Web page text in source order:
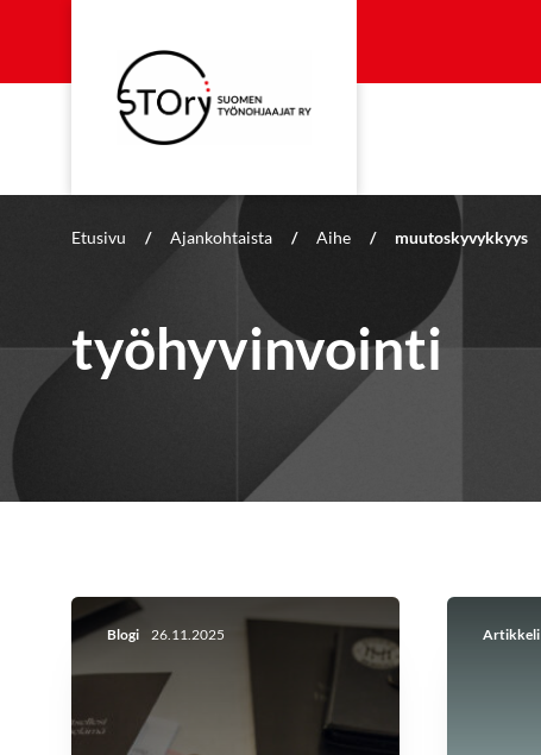
Etusivu / Ajankohtaista / Aihe / muutoskyvykkyys
työhyvinvointi
Blogi 26.11.2025 Artikkeli